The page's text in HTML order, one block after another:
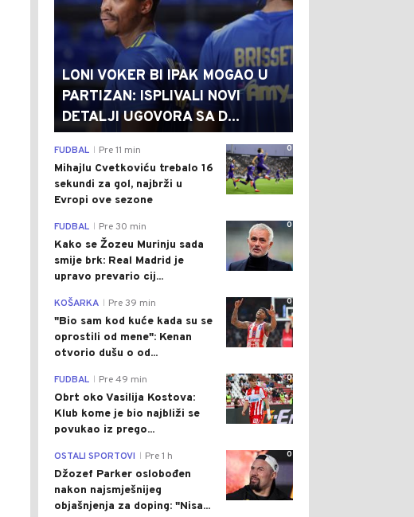
LONI VOKER BI IPAK MOGAO U
PARTIZAN: ISPLIVALI NOVI
DETALJI UGOVORA SA D...
0
FUDBAL Pre 11 min
Mihajlu Cvetkoviću trebalo 16
sekundi za gol, najbrži u
Evropi ove sezone
0
FUDBAL Pre 30 min
Kako se Žozeu Murinju sada
smije brk: Real Madrid je
upravo prevario cij...
0
KOŠARKA Pre 39 min
"Bio sam kod kuće kada su se
oprostili od mene": Kenan
otvorio dušu o od...
0
FUDBAL Pre 49 min
Obrt oko Vasilija Kostova:
Klub kome je bio najbliži se
povukao iz prego...
0
OSTALI SPORTOVI Pre 1 h
Džozef Parker oslobođen
nakon najsmješnijeg
objašnjenja za doping: "Nisa...